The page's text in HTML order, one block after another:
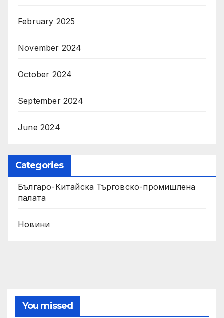
February 2025
November 2024
October 2024
September 2024
June 2024
Categories
Българо-Китайска Търговско-промишлена
палaта
Новини
You missed